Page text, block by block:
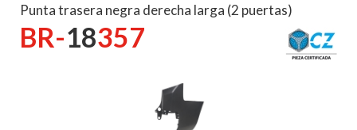
Punta trasera negra derecha larga (2 puertas)
BR-18357